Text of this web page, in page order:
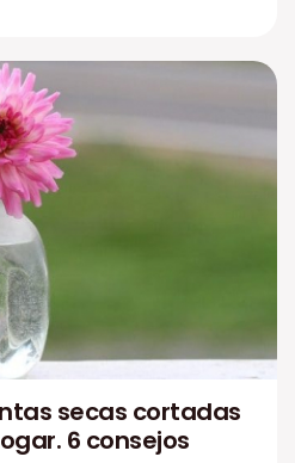
secas cortadas
6 consejos